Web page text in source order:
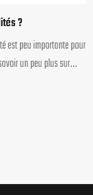
?
est peu importante pour
un peu plus sur…